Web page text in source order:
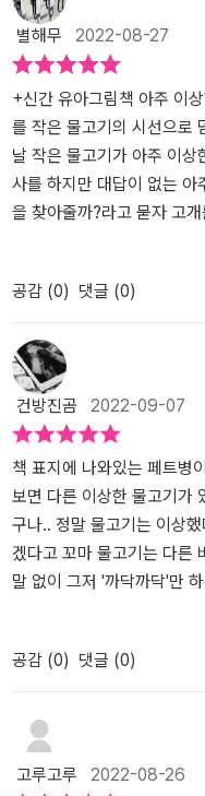
가족을 잃고 헤맨다는 생각
한다. 가족을 찾아가는 길은
물고기 일행을플라스틱 페
다. 그렇게 헤엄쳐 가다가
친구들, 마음씨도 예쁘다.그
가족들이 있는곳으로 고고
잡혀먹지 않으려고 숨어 있
까지 헤엄을 친다. 아마도
상상력과 자연의 힘으로
레기를 만나게 된다. 환경오
의 플라스틱은일분마다 쓰
하다는 것을 깨닫게 된다.아
오염과플라스틱 사용으로
보는 것도 좋을 것 같다.아
만다시금 환경에 대해 생각
부터 도서를 제공받아 주관
속에 한편으로 바닷 속 아름
본인의 생명을 위협하는 플
기 예요물론 바닷속 모든 친
어 이상한 물고기인 플라스
사랑스럽고 아름답기도 하
지은 작가는<블로루 플래
레기를 보고 무척 놀랐다고
키기위해 열심히 플라스틱
병을 주우려고 합니다한명
끗하고 예쁜 물고기가 살기
도서 협찬을 받았고 본인의
별해무 2022-08-27
+신간 유아그림책 아주 이
를 작은 물고기의 시선으로
날 작은 물고기가 아주 이상
사를 하지만 대답이 없는 아
을 찾아줄까?라고 묻자 고
어디에도 보이지 않습니다
한 물고기는 우리가 흔히 사
병입니다.작은 물고기는 해
아주 이상한 물고기와 닮은
습니다. 그렇게 작은 물고기
기 위해 물살을 따라 헤엄쳐
문어 다리에 걸린 그물, 거
한 해양 생태를 너무도 적
습니다. 바닷속 해양 생물
라스틱을 먹이로 착각해 목
모든 재앙은 부메랑이 되어
드디어 도착! 모양도, 크기
상한 물고기가 가족과 만
니다. 파도 위를 따라 넘실
이지요. 해양 위의 또 다른
코 살아갈 수 없습니다. 조
리함 속의 무심함이 만들어
들고, 지금 그 대가를 톡톡
공감 (0) 댓글 (0)
건방진곰 2022-09-07
책 표지에 나와있는 페트병
보면 다른 이상한 물고기가 있을 줄 알았다.
구나.. 정말 물고기는 이상
겠다고 꼬마 물고기는 다른
말 없이 그저 '까닥까닥'만
이 향하는 방향으로 헤엄쳐
속 이상한 물고기와 함께 바
한 물고기를 찾기 위해 해마
문어에게도 물어본다. 근데
에 엉킨 문어도 도와주고
적 있는지 묻는다. 문어는
공감 (0) 댓글 (0)
고루고루 2022-08-26